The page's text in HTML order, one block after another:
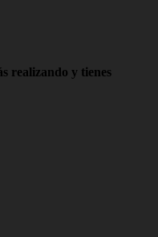
realizando y tienes